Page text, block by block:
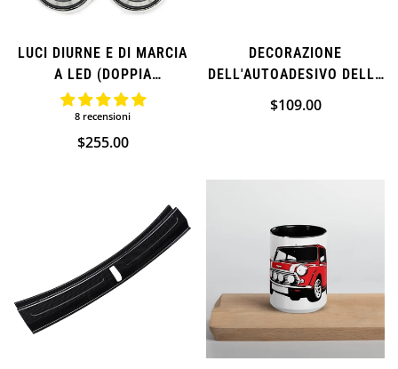
LUCI DIURNE E DI MARCIA
A LED (DOPPIA
LUMINOSITÀ) PER MINI
COOPER
8 recensioni
Prezzo
$255.00
DECORAZIONE
DELL'AUTOADESIVO DELLA
D'ARIA PER MINI COOPER
Prezzo
$109.00